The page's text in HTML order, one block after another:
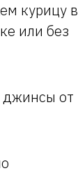
курицу в
или без
джинсы от